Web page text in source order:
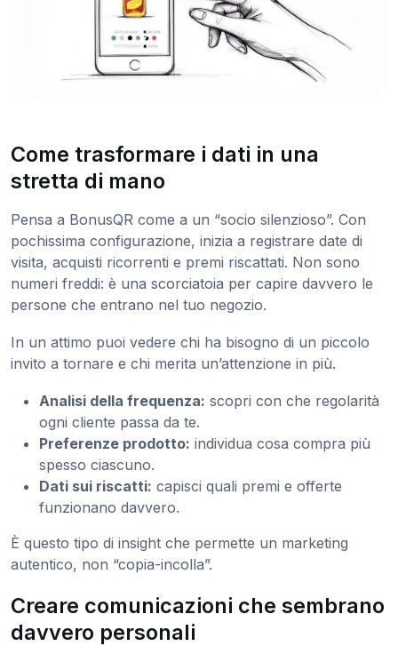
Come trasformare i dati in una
stretta di mano
Pensa a BonusQR come a un “socio silenzioso”. Con
pochissima configurazione, inizia a registrare date di
visita, acquisti ricorrenti e premi riscattati. Non sono
numeri freddi: è una scorciatoia per capire davvero le
persone che entrano nel tuo negozio.
In un attimo puoi vedere chi ha bisogno di un piccolo
invito a tornare e chi merita un’attenzione in più.
Analisi della frequenza: scopri con che regolarità
ogni cliente passa da te.
Preferenze prodotto: individua cosa compra più
spesso ciascuno.
Dati sui riscatti: capisci quali premi e offerte
funzionano davvero.
È questo tipo di insight che permette un marketing
autentico, non “copia-incolla”.
Creare comunicazioni che sembrano
davvero personali